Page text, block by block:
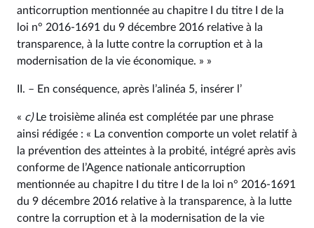
anticorruption mentionnée au chapitre I du titre I de la
loi n° 2016‑1691 du 9 décembre 2016 relative à la
transparence, à la lutte contre la corruption et à la
modernisation de la vie économique. » »
II. – En conséquence, après l’alinéa 5, insérer l’
« c)Le troisième alinéa est complétée par une phrase
ainsi rédigée : « La convention comporte un volet relatif à
la prévention des atteintes à la probité, intégré après avis
conforme de l’Agence nationale anticorruption
mentionnée au chapitre I du titre I de la loi n° 2016‑1691
du 9 décembre 2016 relative à la transparence, à la lutte
contre la corruption et à la modernisation de la vie